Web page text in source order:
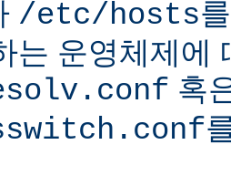
/etc/hosts
는 운영체제에
혹